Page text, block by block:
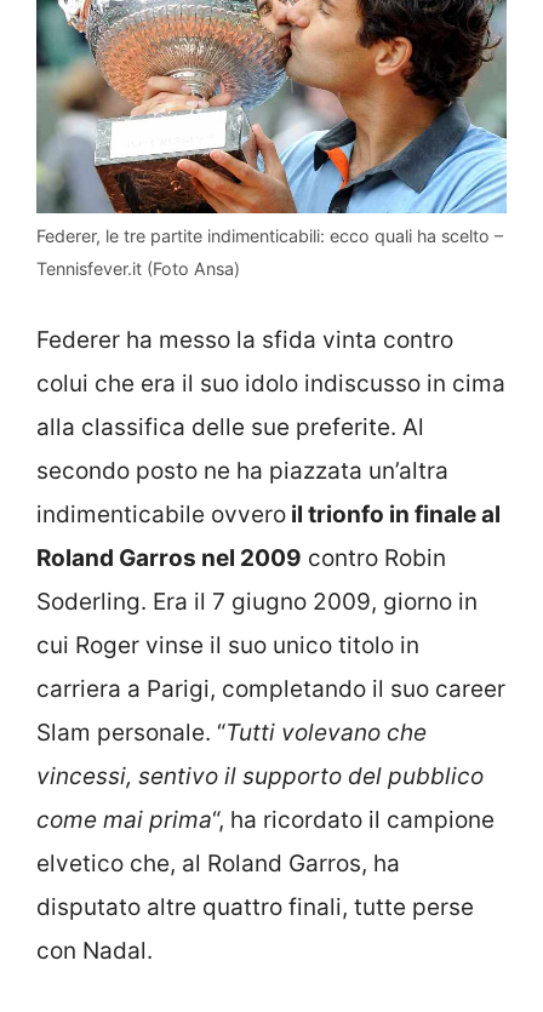
Federer, le tre partite indimenticabili: ecco quali ha scelto –
Tennisfever.it (Foto Ansa)
Federer ha messo la sfida vinta contro
colui che era il suo idolo indiscusso in cima
alla classifica delle sue preferite. Al
secondo posto ne ha piazzata un’altra
indimenticabile ovvero il trionfo in finale al
Roland Garros nel 2009 contro Robin
Soderling. Era il 7 giugno 2009, giorno in
cui Roger vinse il suo unico titolo in
carriera a Parigi, completando il suo career
Slam personale. “Tutti volevano che
vincessi, sentivo il supporto del pubblico
come mai prima“, ha ricordato il campione
elvetico che, al Roland Garros, ha
disputato altre quattro finali, tutte perse
con Nadal.